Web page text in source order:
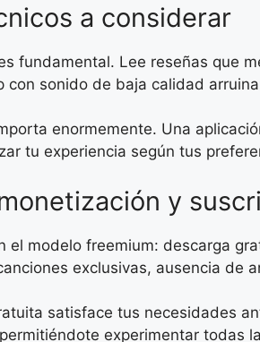
a considerar
fundamental. Lee reseñas que
con sonido de baja calidad
enormemente. Una
tu experiencia según tus
y
el modelo freemium: descarga
exclusivas, ausencia de
satisface tus necesidades
experimentar todas